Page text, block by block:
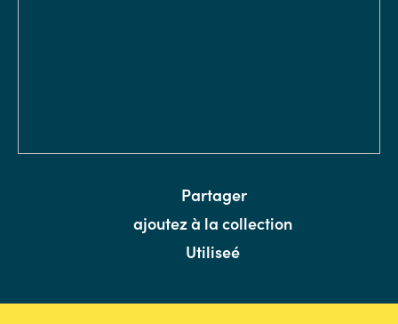
Partager
ajoutez à la collection
Utiliseé